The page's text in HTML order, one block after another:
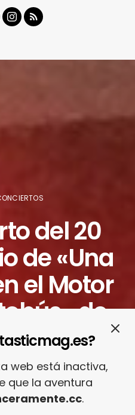
del 20
de «Una
el Motor
de
en Vigo
mágico
A. MARTÍNEZ
web está inactiva,
que la aventura
.